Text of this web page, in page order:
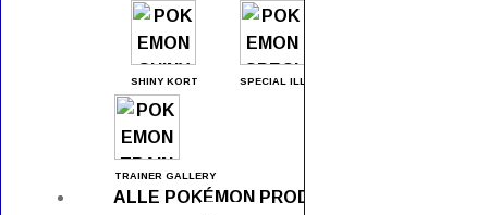
SHINY KORT SPECIAL ILLUSTRATIONS
TRAINER GALLERY
ALLE POKÉMON PRODUKTER
Viser 1 resultat
Slowbro 80 / 165
Scarlet & Violet : 151